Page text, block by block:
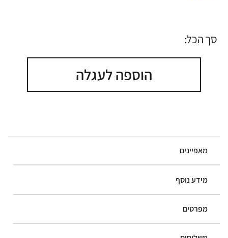
סך הכל:
הוספה לעגלה
מאפיינים
מידע נוסף
מפרטים